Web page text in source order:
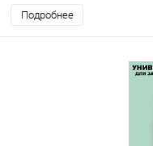
Подробнее